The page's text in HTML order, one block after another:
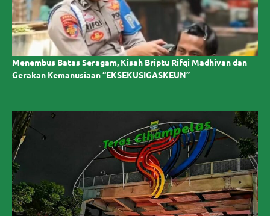
Menembus Batas Seragam, Kisah Briptu Rifqi Madhivan dan
Gerakan Kemanusiaan “EKSEKUSIGASKEUN”